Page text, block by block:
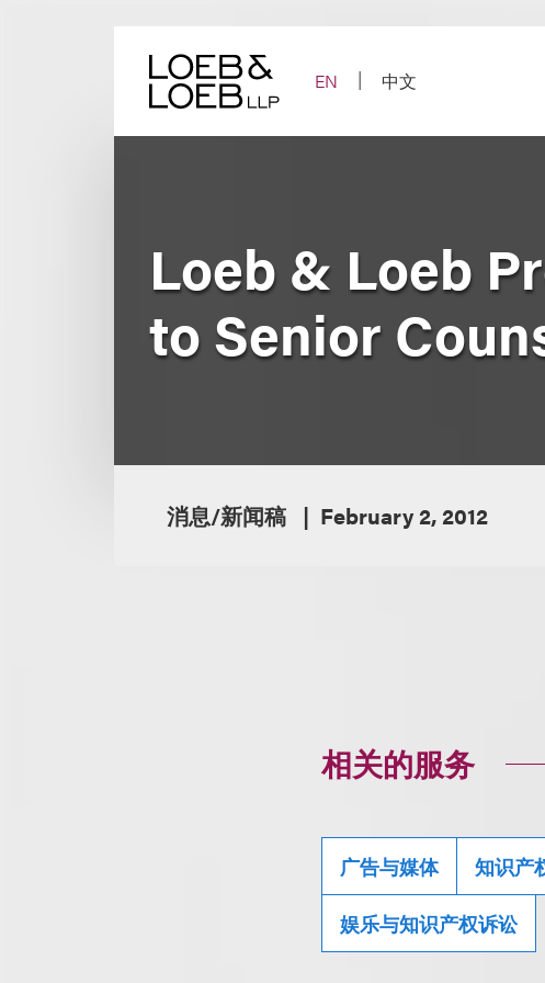
EN
中文
Loeb & Loeb
to Senior
消息/新闻稿 February 2, 2012
相关的服务
广告与媒体 知识产
娱乐与知识产权诉讼